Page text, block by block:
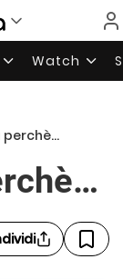
Watch
perchè…